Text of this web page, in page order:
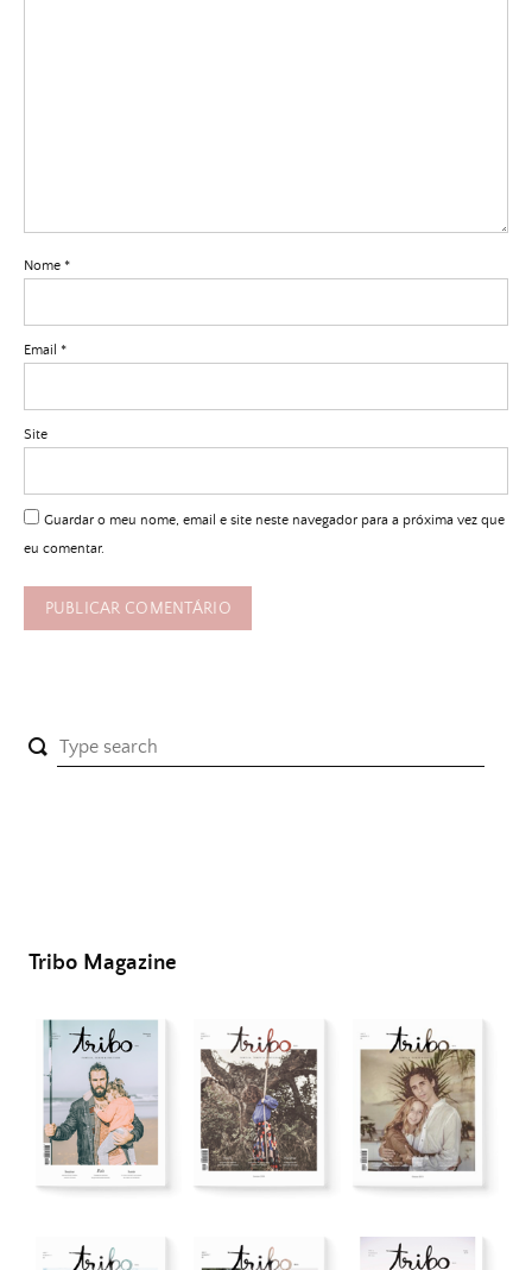
Nome *
Email *
Site
Guardar o meu nome, email e site neste navegador para a próxima vez que
eu comentar.
Tribo Magazine